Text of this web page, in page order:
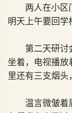
两人在小区
明天上午要回学
第二天研
坐着，电视播
里还有三支烟头
温言微皱